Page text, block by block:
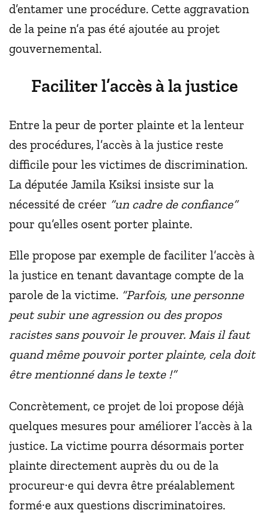
d’entamer une procédure. Cette aggravation
de la peine n’a pas été ajoutée au projet
gouvernemental.
Faciliter l’accès à la justice
Entre la peur de porter plainte et la lenteur
des procédures, l’accès à la justice reste
difficile pour les victimes de discrimination.
La députée Jamila Ksiksi insiste sur la
nécessité de créer “un cadre de confiance”
pour qu’elles osent porter plainte.
Elle propose par exemple de faciliter l’accès à
la justice en tenant davantage compte de la
parole de la victime. “Parfois, une personne
peut subir une agression ou des propos
racistes sans pouvoir le prouver. Mais il faut
quand même pouvoir porter plainte, cela doit
être mentionné dans le texte !”
Concrètement, ce projet de loi propose déjà
quelques mesures pour améliorer l’accès à la
justice. La victime pourra désormais porter
plainte directement auprès du ou de la
procureur·e qui devra être préalablement
formé·e aux questions discriminatoires.